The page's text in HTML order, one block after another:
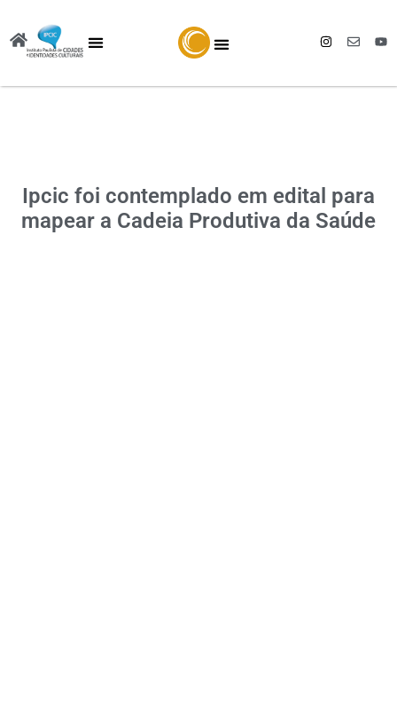
Ipcic foi contemplado em edital para
mapear a Cadeia Produtiva da Saúde